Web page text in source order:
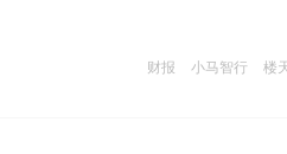
财报 小马智行 楼